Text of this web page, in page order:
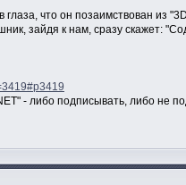
что он позаимствован из
зайдя к нам, сразу скажет:
- либо подписывать, либо не